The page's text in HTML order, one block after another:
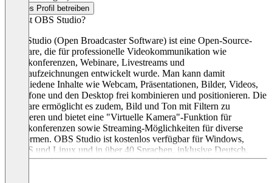
Dieses Profil betreiben
Was ist OBS Studio?
OBS Studio (Open Broadcaster Software) ist eine Open-Source-
Software, die für professionelle Videokommunikation wie
Videokonferenzen, Webinare, Livestreams und
Videoaufzeichnungen entwickelt wurde. Man kann damit
verschiedene Inhalte wie Webcam, Präsentationen, Bilder, Videos,
Mikrofone und den Desktop frei kombinieren und positionieren. Die
Software ermöglicht es zudem, Bild und Ton mit Filtern zu
optimieren und bietet eine "Virtuelle Kamera"-Funktion für
Videokonferenzen sowie Streaming-Möglichkeiten für diverse
Plattformen. OBS Studio ist kostenlos verfügbar für Windows,
macOS und Linux und in über 40 Sprachen, inklusive Deutsch.